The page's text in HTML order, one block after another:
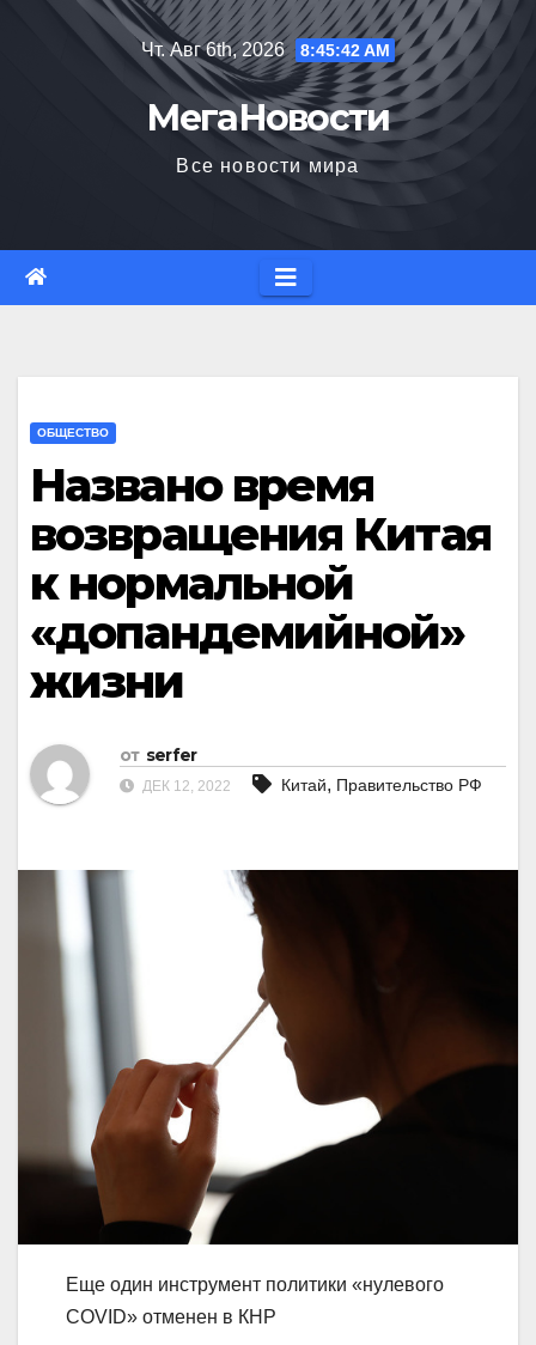
Чт. Авг 6th, 2026 8:45:43 AM
МегаНовости
Все новости мира
ОБЩЕСТВО
Названо время
возвращения Китая
к нормальной
«допандемийной»
жизни
от serfer
ДЕК 12, 2022 Китай, Правительство РФ
Еще один инструмент политики «нулевого
COVID» отменен в КНР